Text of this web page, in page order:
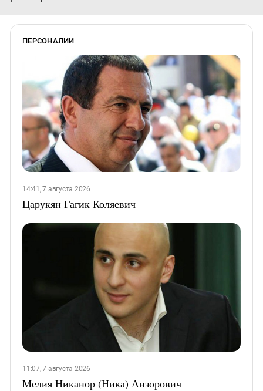
ПЕРСОНАЛИИ
14:41, 7 августа 2026
Царукян Гагик Коляевич
11:07, 7 августа 2026
Мелия Никанор (Ника) Анзорович